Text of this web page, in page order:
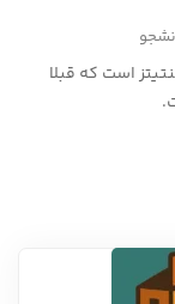
است که قبلا